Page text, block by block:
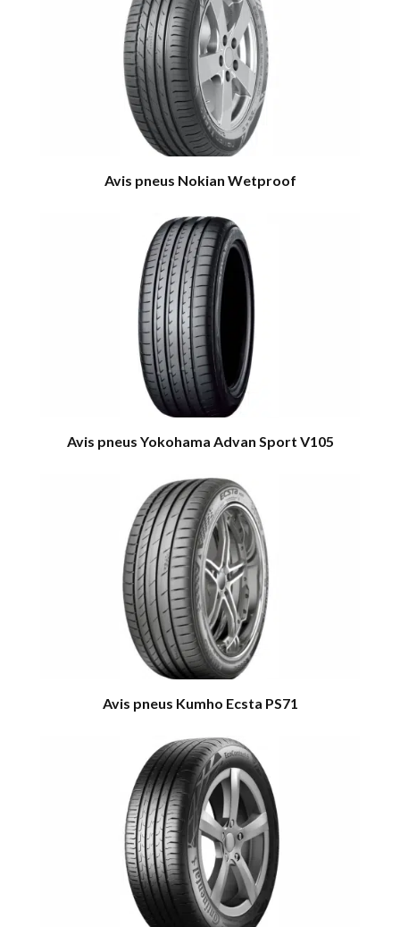
Avis pneus Nokian Wetproof
Avis pneus Yokohama Advan Sport V105
Avis pneus Kumho Ecsta PS71